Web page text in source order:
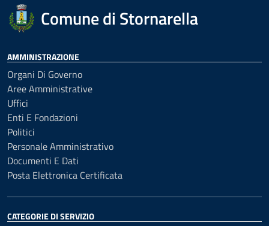
Comune di Stornarella
AMMINISTRAZIONE
Organi Di Governo
Aree Amministrative
Uffici
Enti E Fondazioni
Politici
Personale Amministrativo
Documenti E Dati
Posta Elettronica Certificata
CATEGORIE DI SERVIZIO